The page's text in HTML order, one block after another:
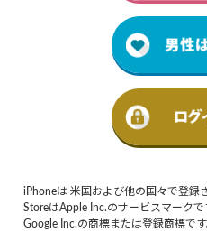
iPhoneは 米国および他の国々で登録
StoreはApple Inc.のサービスマークで
Google Inc.の商標または登録商標です